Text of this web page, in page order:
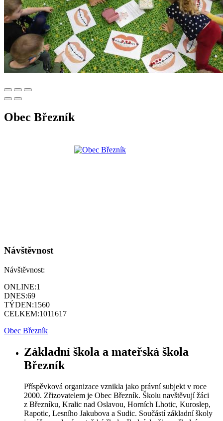
Obec Březník
Návštěvnost
Návštěvnost:
ONLINE:1
DNES:69
TÝDEN:1560
CELKEM:1011617
Obec Březník
Základní škola a mateřská škola
Březník
Příspěvková organizace vznikla jako právní subjekt v roce
2000. Zřizovatelem je Obec Březník. Školu navštěvují žáci
z Březníku, Kralic nad Oslavou, Horních Lhotic, Kuroslep,
Rapotic, Lesního Jakubova a Sudic. Součástí základní školy